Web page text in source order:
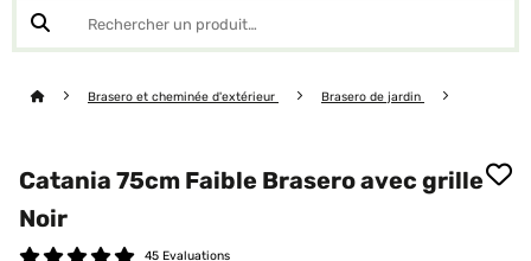
Brasero et cheminée d'extérieur Brasero de jardin
Catania 75cm Faible Brasero avec grille
Noir
45 Evaluations